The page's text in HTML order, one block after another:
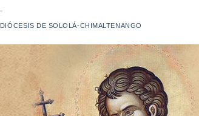
DIÓCESIS DE SOLOLÁ-CHIMALTENANGO